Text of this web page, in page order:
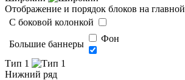
Отображение и порядок блоков на главной
C боковой колонкой
Большие баннеры
Фон
Тип 1
Нижний ряд